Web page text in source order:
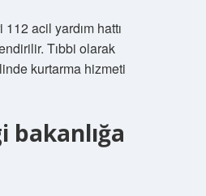
acil yardım hattı
Tıbbi olarak
kurtarma hizmeti
bakanlığa